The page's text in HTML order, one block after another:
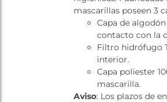
mascarillas poseen 3
Capa de
contacto con la
Filtro hidrófugo
interior.
Capa poliester
mascarilla.
Aviso: Los plazos de